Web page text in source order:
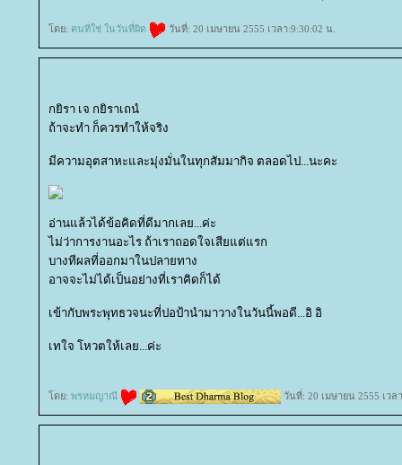
ดย: คนที่ใช่ ในวันที่ผิด วันที่: 20 เมษายน 2555 เวลา:9:30:02 น.
กยิรา เจ กยิราเถนํ
ถ้าจะทำ ก็ควรทำให้จริง
มีความอุตสาหะและมุ่งมั่นในทุกสัมมากิจ ตลอดไป...นะคะ
อ่านแล้วได้ข้อคิดที่ดีมากเลย...ค่ะ
ไม่ว่าการงานอะไร ถ้าเราถอดใจเสียแต่แรก
บางทีผลที่ออกมาในปลายทาง
อาจจะไม่ได้เป็นอย่างที่เราคิดก็ได้
เข้ากับพระพุทธวจนะที่ปอป้านำมาวางในวันนี้พอดี...อิ อิ
เทใจ โหวตให้เลย...ค่ะ
ดย: พรหมญาณี วันที่: 20 เมษายน 2555 เวล